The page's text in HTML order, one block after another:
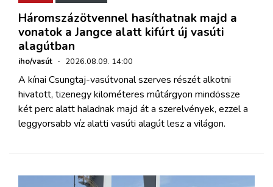
Háromszázötvennel hasíthatnak majd a
vonatok a Jangce alatt kifúrt új vasúti
alagútban
iho/vasút · 2026.08.09. 14:00
A kínai Csungtaj-vasútvonal szerves részét alkotni
hivatott, tizenegy kilométeres műtárgyon mindössze
két perc alatt haladnak majd át a szerelvények, ezzel a
leggyorsabb víz alatti vasúti alagút lesz a világon.